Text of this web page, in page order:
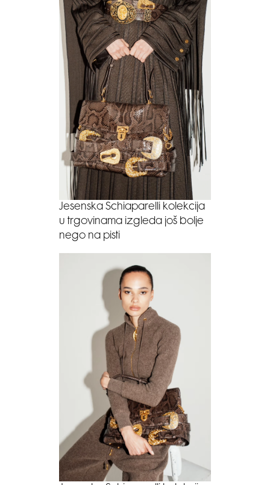
Jesenska Schiaparelli kolekcija
u trgovinama izgleda još bolje
nego na pisti